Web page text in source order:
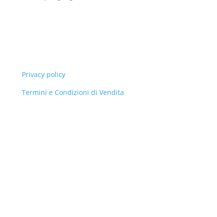
Privacy policy
Termini e Condizioni di Vendita